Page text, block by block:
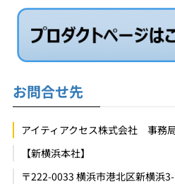
お問合せ先
アイティアクセス株式会社 事務
【新横浜本社】
〒222-0033 横浜市港北区新横浜